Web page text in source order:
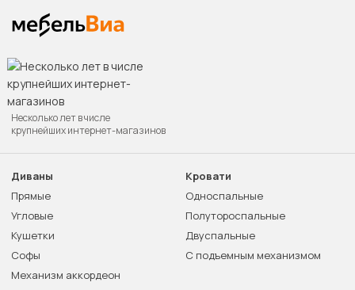
Несколько лет в числе
крупнейших интернет-магазинов
Диваны
Прямые
Угловые
Кушетки
Софы
Механизм аккордеон
Кровати
Односпальные
Полутороспальные
Двуспальные
С подъемным механизмом